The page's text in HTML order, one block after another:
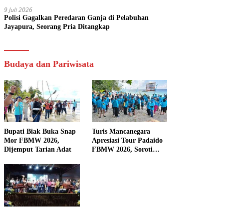
9 Juli 2026
Polisi Gagalkan Peredaran Ganja di Pelabuhan
Jayapura, Seorang Pria Ditangkap
Budaya dan Pariwisata
Bupati Biak Buka Snap
Mor FBMW 2026,
Dijemput Tarian Adat
Turis Mancanegara
Apresiasi Tour Padaido
FBMW 2026, Soroti